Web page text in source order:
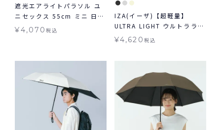
遮光エアライトパラソル ユ
ニセックス 55cm ミニ 日傘
折りたたみ 晴雨兼用 ギフト
¥4,070税込
IZA(イーザ)【超軽量】
ULTRA LIGHT ウルトラライ
ト 軽量 日傘 折りたたみ ギ
¥4,620 税込